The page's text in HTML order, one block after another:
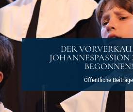
DER
JOHANNESPASSION
BEGONNEN!
Öffentliche Beiträge